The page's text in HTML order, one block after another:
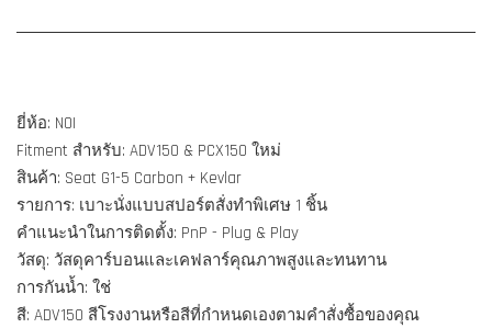
ยี่ห้อ: NOI
Fitment สำหรับ: ADV150 & PCX150 ใหม่
สินค้า: Seat G1-5 Carbon + Kevlar
รายการ: เบาะนั่งแบบสปอร์ตสั่งทำพิเศษ 1 ชิ้น
คำแนะนำในการติดตั้ง: PnP - Plug & Play
วัสดุ: วัสดุคาร์บอนและเคฟลาร์คุณภาพสูงและทนทาน
การกันน้ำ: ใช่
สี: ADV150 สีโรงงานหรือสีที่กำหนดเองตามคำสั่งซื้อของคุณ